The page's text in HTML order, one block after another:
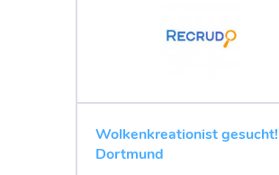
Wolkenkreationist gesucht!
Dortmund